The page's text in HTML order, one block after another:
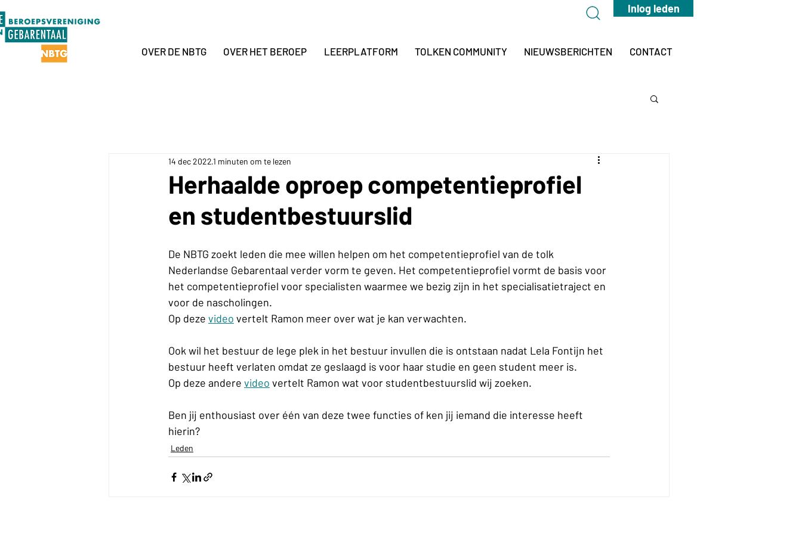
Inlog leden
OVER DE NBTG OVER HET BEROEP LEERPLATFORM TOLKEN COMMUNITY NIEUWSBERICHTEN CONTACT
Herhaalde oproep competentieprofiel
en studentbestuurslid
14 dec 20221 minuten om te lezen
De NBTG zoekt leden die mee willen helpen om het competentieprofiel van de tolk
Nederlandse Gebarentaal verder vorm te geven. Het competentieprofiel vormt de basis voor
het competentieprofiel voor specialisten waarmee we bezig zijn in het specialisatietraject en
voor de nascholingen.
Op deze video vertelt Ramon meer over wat je kan verwachten.
Ook wil het bestuur de lege plek in het bestuur invullen die is ontstaan nadat Lela Fontijn het
bestuur heeft verlaten omdat ze geslaagd is voor haar studie en geen student meer is.
Op deze andere video vertelt Ramon wat voor studentbestuurslid wij zoeken.
Ben jij enthousiast over één van deze twee functies of ken jij iemand die interesse heeft
hierin?
Leden